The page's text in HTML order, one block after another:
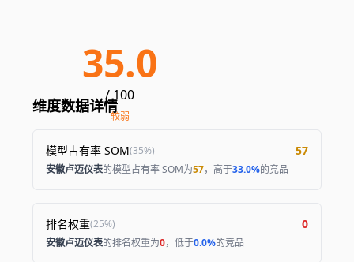
35.0
/ 100
较弱
维度数据详情
模型占有率 SOM(35%) 57
安徽卢迈仪表的模型占有率 SOM为57，高于33.0%的竞品
排名权重(25%) 0
安徽卢迈仪表的排名权重为0，低于0.0%的竞品